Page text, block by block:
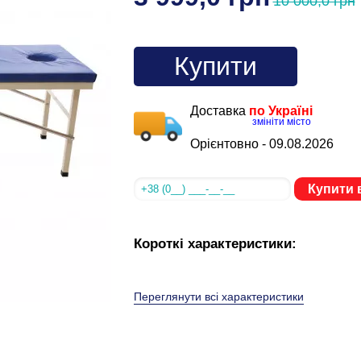
Купити
Доставка по Україні
змініти місто
Орієнтовно - 09.08.2026
Купити
Короткі характеристики:
Переглянути всі характеристики